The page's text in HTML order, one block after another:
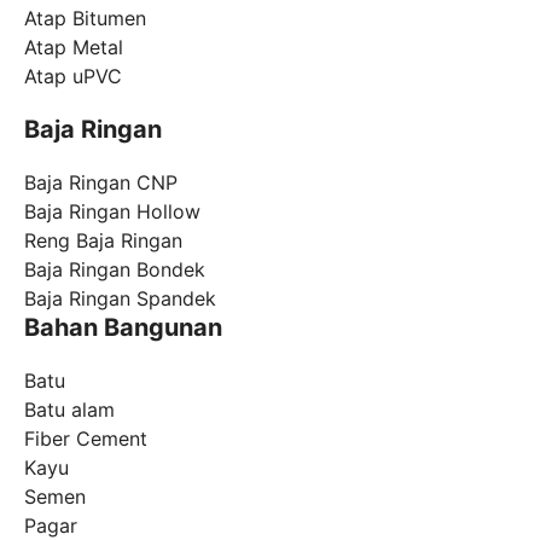
Atap Bitumen
Atap Metal
Atap uPVC
Baja Ringan
Baja Ringan CNP
Baja Ringan Hollow
Reng Baja Ringan
Baja Ringan Bondek
Baja Ringan Spandek
Bahan Bangunan
Batu
Batu alam
Fiber Cement
Kayu
Semen
Pagar